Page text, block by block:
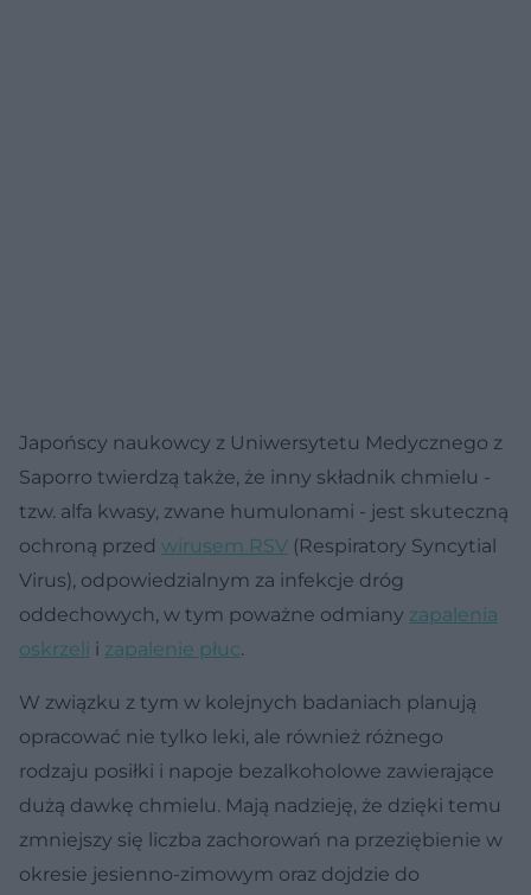
Japońscy naukowcy z Uniwersytetu Medycznego z
Saporro twierdzą także, że inny składnik chmielu -
tzw. alfa kwasy, zwane humulonami - jest skuteczną
ochroną przed wirusem RSV (Respiratory Syncytial
Virus), odpowiedzialnym za infekcje dróg
oddechowych, w tym poważne odmiany zapalenia
oskrzeli i zapalenie płuc.
W związku z tym w kolejnych badaniach planują
opracować nie tylko leki, ale również różnego
rodzaju posiłki i napoje bezalkoholowe zawierające
dużą dawkę chmielu. Mają nadzieję, że dzięki temu
zmniejszy się liczba zachorowań na przeziębienie w
okresie jesienno-zimowym oraz dojdzie do